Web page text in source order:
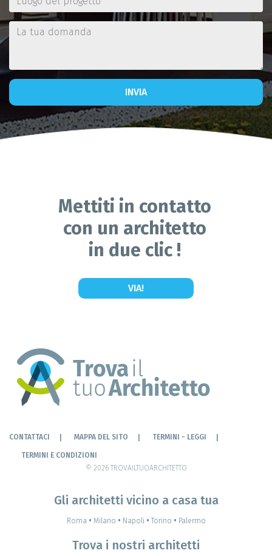
INVIA
Mettiti in contatto
con un architetto
in due clic !
VIA!
CONTATTACI MAPPA DEL SITO TERMINI - LEGGI
TERMINI E CONDIZIONI
© 2026 TROVAILTUOARCHITETTO
Gli architetti vicino a casa tua
Roma • Milano • Napoli • Torino • Palermo
Trova i nostri architetti